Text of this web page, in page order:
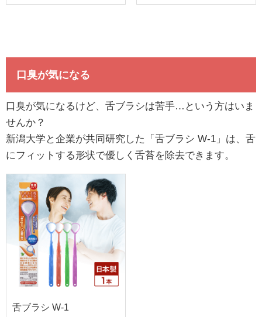
口臭が気になる
口臭が気になるけど、舌ブラシは苦手…という方はいま
せんか？
新潟大学と企業が共同研究した「舌ブラシ W-1」は、舌
にフィットする形状で優しく舌苔を除去できます。
舌ブラシ W-1